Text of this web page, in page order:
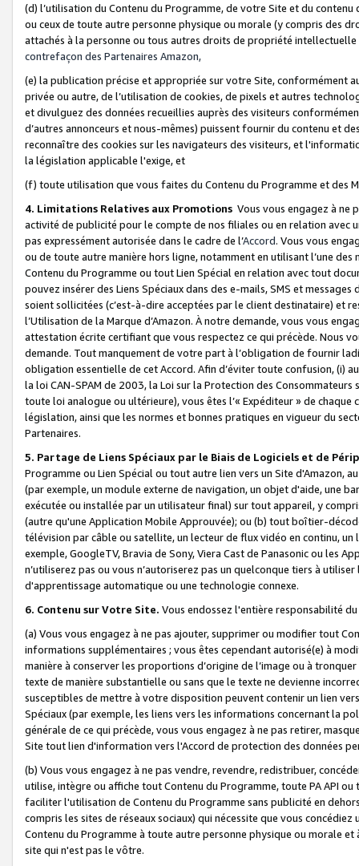
(d) l’utilisation du Contenu du Programme, de votre Site et du
ou ceux de toute autre personne physique ou morale (y compris des
attachés à la personne ou tous autres droits de propriété
contrefaçon des Partenaires Amazon,
(e) la publication précise et appropriée sur votre Site, conformément
privée ou autre, de l’utilisation de cookies, de pixels et autres
et divulguez des données recueillies auprès des visiteurs
d’autres annonceurs et nous-mêmes) puissent fournir du contenu et
reconnaître des cookies sur les navigateurs des visiteurs, et
la législation applicable l'exige, et
(f) toute utilisation que vous faites du Contenu du Programme et des
4. Limitations Relatives aux Promotions Vous vous engagez à ne
activité de publicité pour le compte de nos filiales ou en relation avec
pas expressément autorisée dans le cadre de l’Accord. Vous vous
ou de toute autre manière hors ligne, notamment en utilisant l’une
Contenu du Programme ou tout Lien Spécial en relation avec tout
pouvez insérer des Liens Spéciaux dans des e-mails, SMS et
soient sollicitées (c’est-à-dire acceptées par le client destinataire) et
l’Utilisation de la Marque d’Amazon. À notre demande, vous vous
attestation écrite certifiant que vous respectez ce qui précède. Nous
demande. Tout manquement de votre part à l’obligation de fournir
obligation essentielle de cet Accord. Afin d’éviter toute confusion, (i)
la loi CAN-SPAM de 2003, la Loi sur la Protection des
toute loi analogue ou ultérieure), vous êtes l’« Expéditeur » de
législation, ainsi que les normes et bonnes pratiques en vigueur du
Partenaires.
5. Partage de Liens Spéciaux par le Biais de Logiciels et de
Programme ou Lien Spécial ou tout autre lien vers un Site d'Amazon,
(par exemple, un module externe de navigation, un objet d'aide, une
exécutée ou installée par un utilisateur final) sur tout appareil, y
(autre qu'une Application Mobile Approuvée); ou (b) tout boîtier-
télévision par câble ou satellite, un lecteur de flux vidéo en continu,
exemple, GoogleTV, Bravia de Sony, Viera Cast de Panasonic ou les
n’utiliserez pas ou vous n’autoriserez pas un quelconque tiers à
d'apprentissage automatique ou une technologie connexe.
6. Contenu sur Votre Site. Vous endossez l'entière responsabilité
(a) Vous vous engagez à ne pas ajouter, supprimer ou modifier tout
informations supplémentaires ; vous êtes cependant autorisé(e) à
manière à conserver les proportions d’origine de l’image ou à
texte de manière substantielle ou sans que le texte ne devienne
susceptibles de mettre à votre disposition peuvent contenir un lien
Spéciaux (par exemple, les liens vers les informations concernant la
générale de ce qui précède, vous vous engagez à ne pas retirer,
Site tout lien d'information vers l'Accord de protection des données
(b) Vous vous engagez à ne pas vendre, revendre, redistribuer,
utilise, intègre ou affiche tout Contenu du Programme, toute PA API
faciliter l'utilisation de Contenu du Programme sans publicité en
compris les sites de réseaux sociaux) qui nécessite que vous
Contenu du Programme à toute autre personne physique ou morale
site qui n'est pas le vôtre.